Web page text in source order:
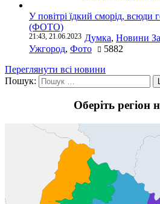
У повітрі їдкий сморід, всюди
(ФОТО)
21:43, 21.06.2023 Думка, Новини
Ужгород, Фото
5882
Переглянути всі новини
Пошук:
Оберіть регіон